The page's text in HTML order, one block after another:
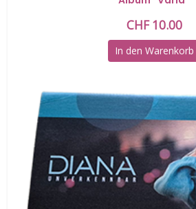
CHF10.00
In den Warenkorb